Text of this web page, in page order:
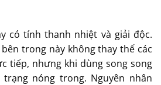
có tính thanh nhiệt và giải độc.
trong này không thay thế các
tiếp, nhưng khi dùng song song
nóng trong. Nguyên nhân